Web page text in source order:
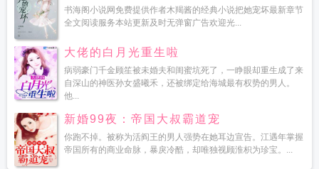
书海阁小说网免费提供作者木羯酱的经典小说把她宠坏最新章节
全文阅读服务本站更新及时无弹窗广告欢迎光...
大佬的白月光重生啦
病弱豪门千金顾笙被未婚夫和闺蜜坑死了，一睁眼却重生成了来
自深山的神医孙女盛曦禾，还被绑定给海城最有权势的男人。
他...
新婚99夜：帝国大叔霸道宠
你跑不掉。被称为活阎王的男人强势在她耳边宣告。江遇年掌握
帝国所有的商业命脉，暴戾冷酷，却唯独视顾淮枳为珍宝。...